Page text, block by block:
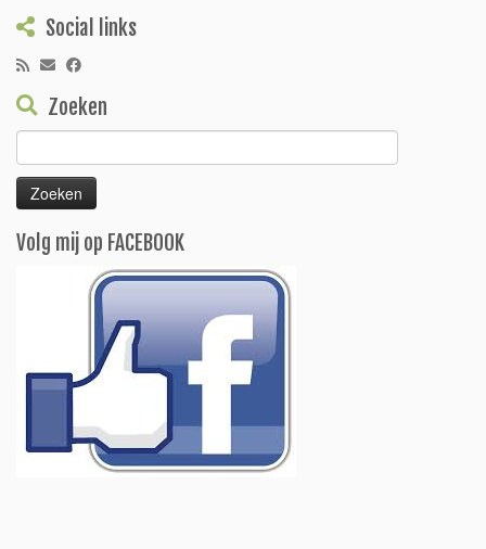
Social links
Zoeken
naar:
Volg mij op FACEBOOK